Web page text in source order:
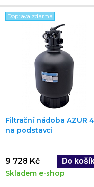
Doprava zdarma
Filtrační nádoba AZUR
na podstavci
9 728 Kč
Skladem e-shop